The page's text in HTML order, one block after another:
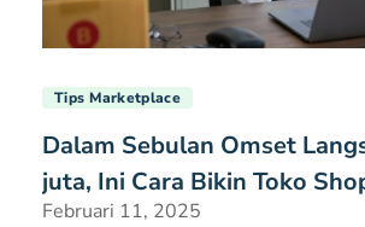
Tips Marketplace
Dalam Sebulan Omset
juta, Ini Cara Bikin Toko
Februari 11, 2025